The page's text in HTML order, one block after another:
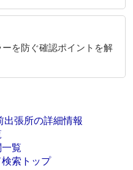
を防ぐ確認ポイントを解
出張所の詳細情報
覧
索トップ